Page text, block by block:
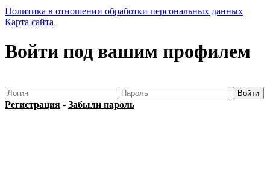
Политика в отношении обработки персональных данных
Карта сайта
Войти под вашим профилем
Регистрация - Забыли пароль